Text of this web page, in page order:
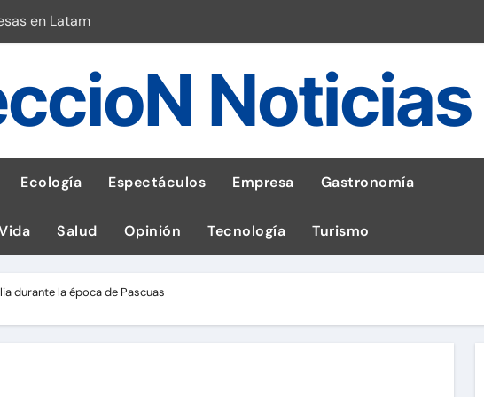
en Latam
de hígado
de GEI en sus operaciones
de celular según OSIPTEL
¡Descarga la app de Meridianbet y gana una jugada gratis en la Liga 1!
Noticias
Ecología Espectáculos Empresa Gastronomía
Salud Opinión Tecnología Turismo
durante la época de Pascuas